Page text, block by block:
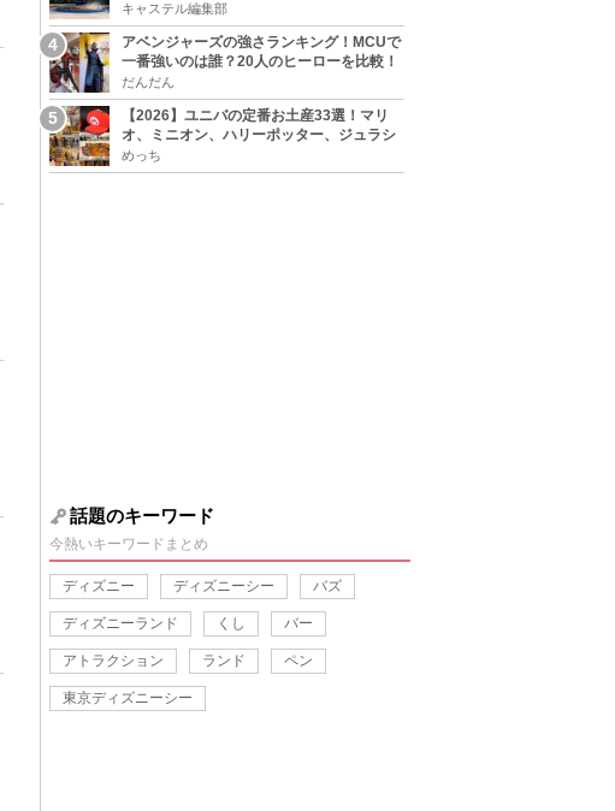
時間アプリも
キャステル編集部
アベンジャーズの強さランキング！MCUで
一番強いのは誰？20人のヒーローを比較！
だんだん
【2026】ユニバの定番お土産33選！マリ
オ、ミニオン、ハリーポッター、ジュラシ
ックパーク、セサミ、SINGなどのグッズ情
報
めっち
話題のキーワード
今熱いキーワードまとめ
ディズニー ディズニーシー バズ
ディズニーランド くし バー
アトラクション ランド ペン
東京ディズニーシー